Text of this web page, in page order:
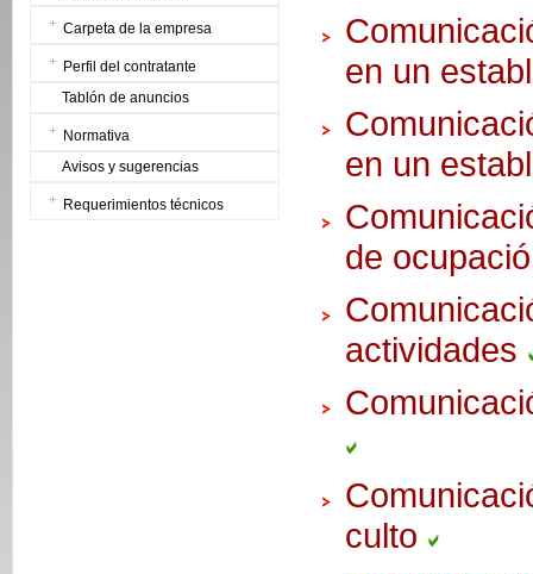
Carpeta de la empresa
Perfil del contratante
Tablón de anuncios
Normativa
Avisos y sugerencias
Requerimientos técnicos
en un
en un
de
actividades
culto